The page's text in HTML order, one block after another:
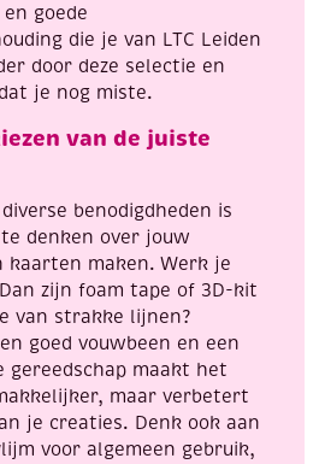
goede
die je van LTC Leiden
door deze selectie en
je nog miste.
van de juiste
benodigdheden is
denken over jouw
kaarten maken. Werk je
zijn foam tape of 3D-kit
van strakke lijnen?
goed vouwbeen en een
maakt het
maar verbetert
je creaties. Denk ook aan
voor algemeen gebruik,